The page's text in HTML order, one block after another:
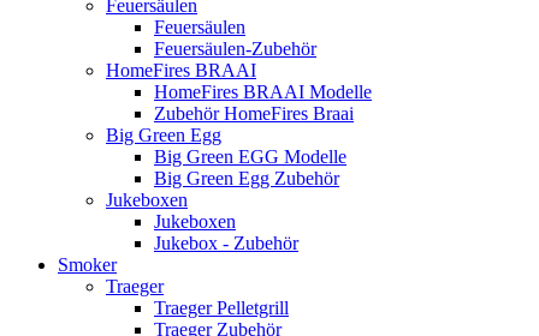
Feuersäulen
Feuersäulen
Feuersäulen-Zubehör
HomeFires BRAAI
HomeFires BRAAI Modelle
Zubehör HomeFires Braai
Big Green Egg
Big Green EGG Modelle
Big Green Egg Zubehör
Jukeboxen
Jukeboxen
Jukebox - Zubehör
Smoker
Traeger
Traeger Pelletgrill
Traeger Zubehör